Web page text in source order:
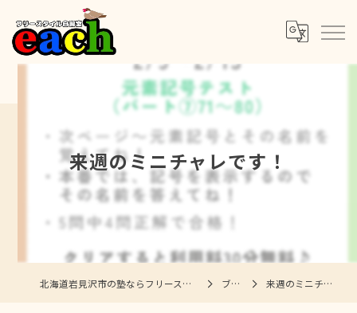
来週のミニチャレです！
北海道岩見沢市の塾ならフリースタイル自習室each ブログ 来週のミニチャレです！